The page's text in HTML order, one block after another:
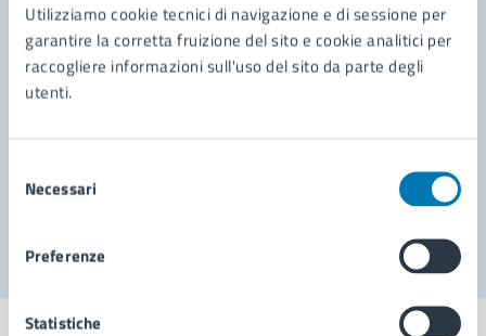
Utilizziamo cookie tecnici di navigazione e di sessione per
garantire la corretta fruizione del sito e cookie analitici per
raccogliere informazioni sull'uso del sito da parte degli
utenti.
delNecessari
Preferenze
Statistiche
Leggi le domande frequenti
Richiedi assistenza